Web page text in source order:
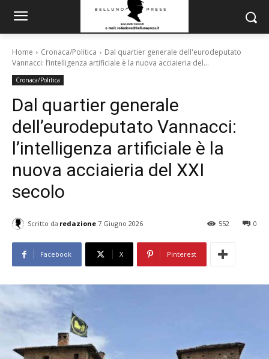
Home Cronaca/Politica
Dal quartier generale dell'eurodeputato
Vannacci: l’intelligenza artificiale è la nuova acciaieria del...
Cronaca/Politica
Dal quartier generale
dell’eurodeputato Vannacci:
l’intelligenza artificiale è la
nuova acciaieria del XXI
secolo
Scritto da redazione 7 Giugno 2026 0
552
Facebook X Pinterest